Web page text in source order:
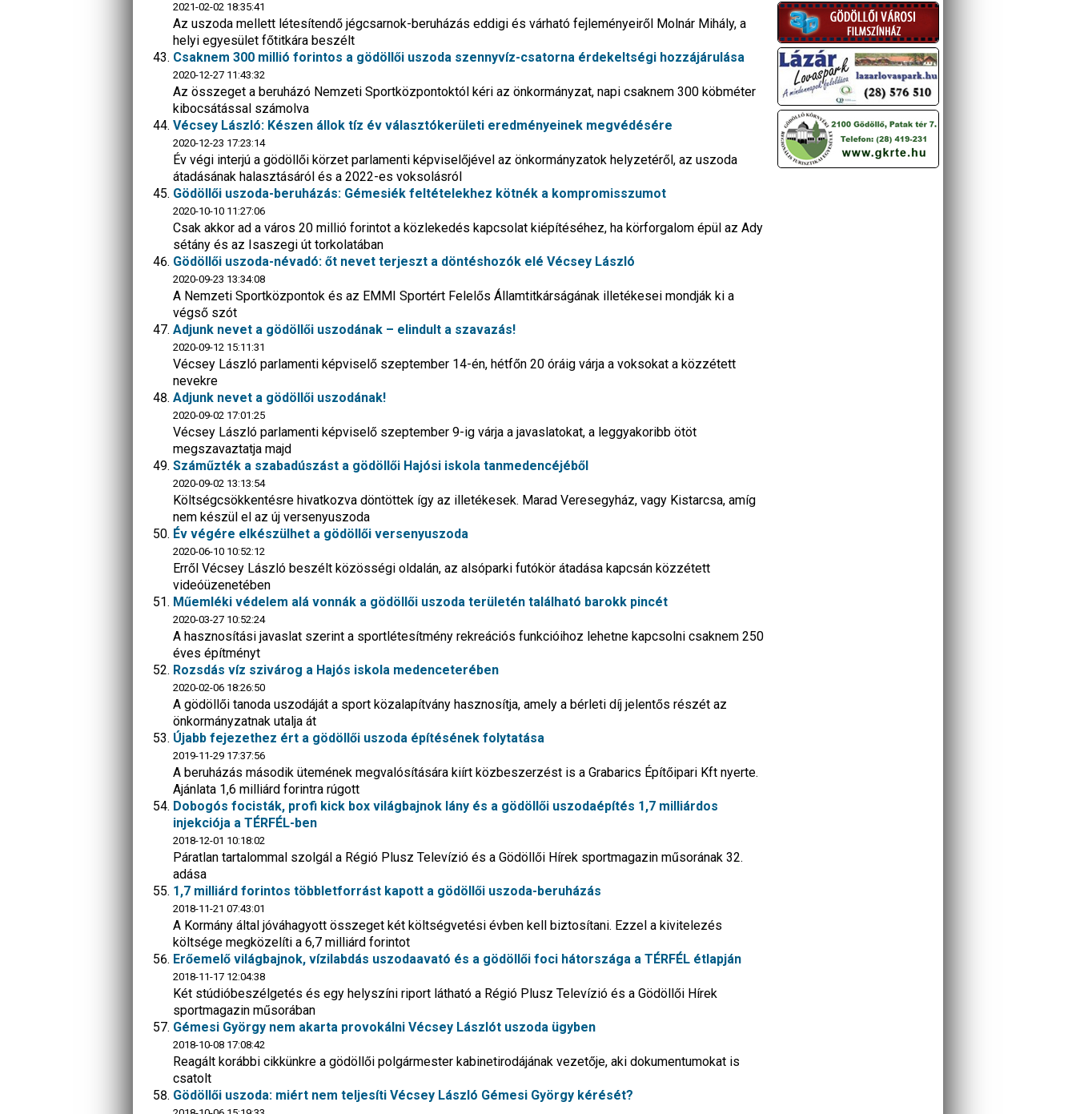
2021-02-02 18:35:41
Az uszoda mellett létesítendő jégcsarnok-beruházás eddigi és várható fejleményeiről Molnár Mihály, a
helyi egyesület főtitkára beszélt
Csaknem 300 millió forintos a gödöllői uszoda szennyvíz-csatorna érdekeltségi hozzájárulása
2020-12-27 11:43:32
Az összeget a beruházó Nemzeti Sportközpontoktól kéri az önkormányzat, napi csaknem 300 köbméter
kibocsátással számolva
Vécsey László: Készen állok tíz év választókerületi eredményeinek megvédésére
2020-12-23 17:23:14
Év végi interjú a gödöllői körzet parlamenti képviselőjével az önkormányzatok helyzetéről, az uszoda
átadásának halasztásáról és a 2022-es voksolásról
Gödöllői uszoda-beruházás: Gémesiék feltételekhez kötnék a kompromisszumot
2020-10-10 11:27:06
Csak akkor ad a város 20 millió forintot a közlekedés kapcsolat kiépítéséhez, ha körforgalom épül az Ady
sétány és az Isaszegi út torkolatában
Gödöllői uszoda-névadó: őt nevet terjeszt a döntéshozók elé Vécsey László
2020-09-23 13:34:08
A Nemzeti Sportközpontok és az EMMI Sportért Felelős Államtitkárságának illetékesei mondják ki a
végső szót
Adjunk nevet a gödöllői uszodának – elindult a szavazás!
2020-09-12 15:11:31
Vécsey László parlamenti képviselő szeptember 14-én, hétfőn 20 óráig várja a voksokat a közzétett
nevekre
Adjunk nevet a gödöllői uszodának!
2020-09-02 17:01:25
Vécsey László parlamenti képviselő szeptember 9-ig várja a javaslatokat, a leggyakoribb ötöt
megszavaztatja majd
Száműzték a szabadúszást a gödöllői Hajósi iskola tanmedencéjéből
2020-09-02 13:13:54
Költségcsökkentésre hivatkozva döntöttek így az illetékesek. Marad Veresegyház, vagy Kistarcsa, amíg
nem készül el az új versenyuszoda
Év végére elkészülhet a gödöllői versenyuszoda
2020-06-10 10:52:12
Erről Vécsey László beszélt közösségi oldalán, az alsóparki futókör átadása kapcsán közzétett
videóüzenetében
Műemléki védelem alá vonnák a gödöllői uszoda területén található barokk pincét
2020-03-27 10:52:24
A hasznosítási javaslat szerint a sportlétesítmény rekreációs funkcióihoz lehetne kapcsolni csaknem 250
éves építményt
Rozsdás víz szivárog a Hajós iskola medenceterében
2020-02-06 18:26:50
A gödöllői tanoda uszodáját a sport közalapítvány hasznosítja, amely a bérleti díj jelentős részét az
önkormányzatnak utalja át
Újabb fejezethez ért a gödöllői uszoda építésének folytatása
2019-11-29 17:37:56
A beruházás második ütemének megvalósítására kiírt közbeszerzést is a Grabarics Építőipari Kft nyerte.
Ajánlata 1,6 milliárd forintra rúgott
Dobogós focisták, profi kick box világbajnok lány és a gödöllői uszodaépítés 1,7 milliárdos
injekciója a TÉRFÉL-ben
2018-12-01 10:18:02
Páratlan tartalommal szolgál a Régió Plusz Televízió és a Gödöllői Hírek sportmagazin műsorának 32.
adása
1,7 milliárd forintos többletforrást kapott a gödöllői uszoda-beruházás
2018-11-21 07:43:01
A Kormány által jóváhagyott összeget két költségvetési évben kell biztosítani. Ezzel a kivitelezés
költsége megközelíti a 6,7 milliárd forintot
Erőemelő világbajnok, vízilabdás uszodaavató és a gödöllői foci hátországa a TÉRFÉL étlapján
2018-11-17 12:04:38
Két stúdióbeszélgetés és egy helyszíni riport látható a Régió Plusz Televízió és a Gödöllői Hírek
sportmagazin műsorában
Gémesi György nem akarta provokálni Vécsey Lászlót uszoda ügyben
2018-10-08 17:08:42
Reagált korábbi cikkünkre a gödöllői polgármester kabinetirodájának vezetője, aki dokumentumokat is
csatolt
Gödöllői uszoda: miért nem teljesíti Vécsey László Gémesi György kérését?